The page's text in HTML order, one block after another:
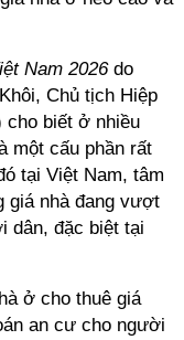
Nam 2026 do
Chủ tịch Hiệp
cho biết ở nhiều
một cấu phần rất
tại Việt Nam, tâm
giá nhà đang vượt
dân, đặc biệt tại
ở cho thuê giá
an cư cho người